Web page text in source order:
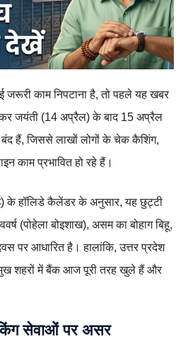
काम निपटाना है, तो पहले यह खबर
जयंती (14 अप्रैल) के बाद 15 अप्रैल
बंद हैं, जिससे लाखों लोगों के चेक कैशिंग,
काम प्रभावित हो रहे हैं।
के हॉलिडे कैलेंडर के अनुसार, यह छुट्टी
(पोहेला बोइशाख), असम का बोहाग बिहू,
पर आधारित है। हालांकि, उत्तर प्रदेश
शहरों में बैंक आज पूरी तरह खुले हैं और
सेवाओं पर असर